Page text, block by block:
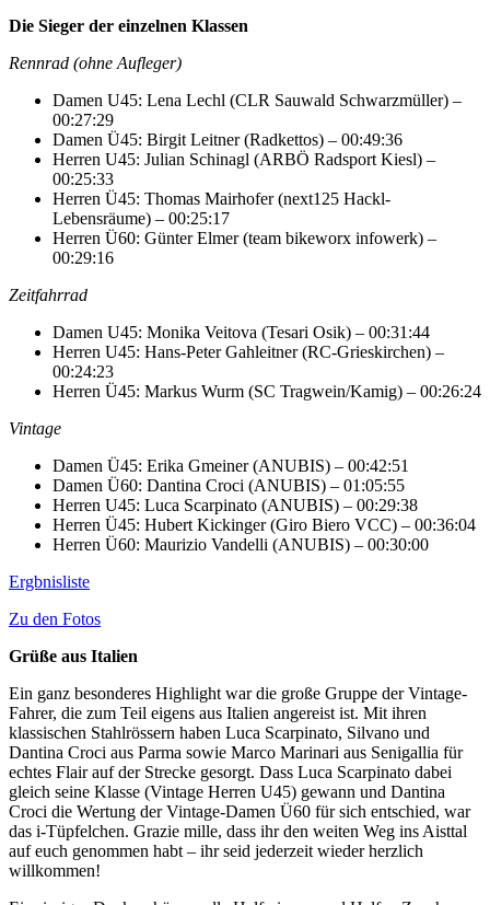
Die Sieger der einzelnen Klassen
Rennrad (ohne Aufleger)
Damen U45: Lena Lechl (CLR Sauwald Schwarzmüller) –
00:27:29
Damen Ü45: Birgit Leitner (Radkettos) – 00:49:36
Herren U45: Julian Schinagl (ARBÖ Radsport Kiesl) –
00:25:33
Herren Ü45: Thomas Mairhofer (next125 Hackl-
Lebensräume) – 00:25:17
Herren Ü60: Günter Elmer (team bikeworx infowerk) –
00:29:16
Zeitfahrrad
Damen U45: Monika Veitova (Tesari Osik) – 00:31:44
Herren U45: Hans-Peter Gahleitner (RC-Grieskirchen) –
00:24:23
Herren Ü45: Markus Wurm (SC Tragwein/Kamig) – 00:26:24
Vintage
Damen Ü45: Erika Gmeiner (ANUBIS) – 00:42:51
Damen Ü60: Dantina Croci (ANUBIS) – 01:05:55
Herren U45: Luca Scarpinato (ANUBIS) – 00:29:38
Herren Ü45: Hubert Kickinger (Giro Biero VCC) – 00:36:04
Herren Ü60: Maurizio Vandelli (ANUBIS) – 00:30:00
Ergbnisliste
Zu den Fotos
Grüße aus Italien
Ein ganz besonderes Highlight war die große Gruppe der Vintage-
Fahrer, die zum Teil eigens aus Italien angereist ist. Mit ihren
klassischen Stahlrössern haben Luca Scarpinato, Silvano und
Dantina Croci aus Parma sowie Marco Marinari aus Senigallia für
echtes Flair auf der Strecke gesorgt. Dass Luca Scarpinato dabei
gleich seine Klasse (Vintage Herren U45) gewann und Dantina
Croci die Wertung der Vintage-Damen Ü60 für sich entschied, war
das i-Tüpfelchen. Grazie mille, dass ihr den weiten Weg ins Aisttal
auf euch genommen habt – ihr seid jederzeit wieder herzlich
willkommen!